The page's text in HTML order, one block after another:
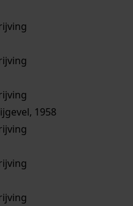
1958